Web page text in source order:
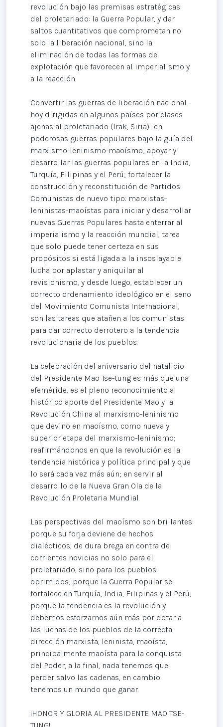
revolución bajo las premisas estratégicas
del proletariado: la Guerra Popular, y dar
saltos cuantitativos que comprometan no
solo la liberación nacional, sino la
eliminación de todas las formas de
explotación que favorecen al imperialismo y
a la reacción.
Convertir las guerras de liberación nacional -
hoy dirigidas en algunos países por clases
ajenas al proletariado (Irak, Siria)- en
poderosas guerras populares bajo la guía del
marxismo-leninismo-maoísmo; apoyar y
desarrollar las guerras populares en la India,
Turquía, Filipinas y el Perú; fortalecer la
construcción y reconstitución de Partidos
Comunistas de nuevo tipo: marxistas-
leninistas-maoístas para iniciar y desarrollar
nuevas Guerras Populares hasta enterrar al
imperialismo y la reacción mundial, tarea
que solo puede tener certeza en sus
propósitos si está ligada a la insoslayable
lucha por aplastar y aniquilar al
revisionismo, y desde luego, establecer un
correcto ordenamiento ideológico en el seno
del Movimiento Comunista Internacional,
son las tareas que atañen a los comunistas
para dar correcto derrotero a la tendencia
revolucionaria de los pueblos.
La celebración del aniversario del natalicio
del Presidente Mao Tse-tung es más que una
efeméride, es el pleno reconocimiento al
histórico aporte del Presidente Mao y la
Revolución China al marxismo-leninismo
que devino en maoísmo, como nueva y
superior etapa del marxismo-leninismo;
reafirmándonos en que la revolución es la
tendencia histórica y política principal y que
lo será cada vez más aún; en servir al
desarrollo de la Nueva Gran Ola de la
Revolución Proletaria Mundial.
Las perspectivas del maoísmo son brillantes
porque su forja deviene de hechos
dialécticos, de dura brega en contra de
corrientes novicias no solo para el
proletariado, sino para los pueblos
oprimidos; porque la Guerra Popular se
fortalece en Turquía, India, Filipinas y el Perú;
porque la tendencia es la revolución y
debemos esforzarnos aún más por dotar a
las luchas de los pueblos de la correcta
dirección marxista, leninista, maoísta,
principalmente maoísta para la conquista
del Poder, a la final, nada tenemos que
perder salvo las cadenas, en cambio
tenemos un mundo que ganar.
¡HONOR Y GLORIA AL PRESIDENTE MAO TSE-